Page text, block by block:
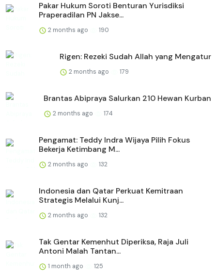
Pakar Hukum Soroti Benturan Yurisdiksi
Praperadilan PN Jakse...
2 months ago 190
Rigen: Rezeki Sudah Allah yang Mengatur
2 months ago 179
Brantas Abipraya Salurkan 210 Hewan Kurban
2 months ago 174
Pengamat: Teddy Indra Wijaya Pilih Fokus
Bekerja Ketimbang M...
2 months ago 132
Indonesia dan Qatar Perkuat Kemitraan
Strategis Melalui Kunj...
2 months ago 132
Tak Gentar Kemenhut Diperiksa, Raja Juli
Antoni Malah Tantan...
1 month ago 125